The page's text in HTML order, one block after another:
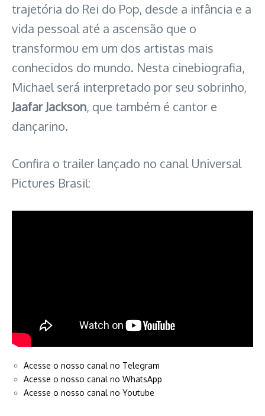
trajetória do Rei do Pop, desde a infância e a
vida pessoal até a ascensão que o
transformou em um dos artistas mais
conhecidos do mundo. Nesta cinebiografia,
Michael será interpretado por seu sobrinho,
Jaafar Jackson, que também é cantor e
dançarino.
Confira o trailer lançado no canal Universal
Pictures Brasil:
Acesse o nosso canal no Telegram
Acesse o nosso canal no WhatsApp
Acesse o nosso canal no Youtube